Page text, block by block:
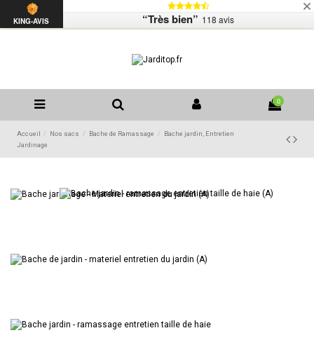
Contactez-nous
Liste de souhaits (
0
Accueil Nos sacs Bache de Ramassage
Bache jardin, Entretien
Jardinage
KING-AVIS “Très bien” 118 avis